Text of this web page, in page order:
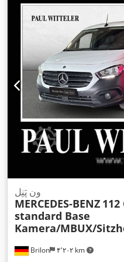
Brilon ۴٬۲۰۲ km
ون پَنِل
MERCEDES-BENZ 112
standard Base
Kamera/MBUX/